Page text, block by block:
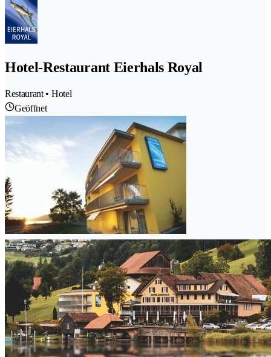
Hotel-Restaurant Eierhals Royal
Restaurant • Hotel
Geöffnet